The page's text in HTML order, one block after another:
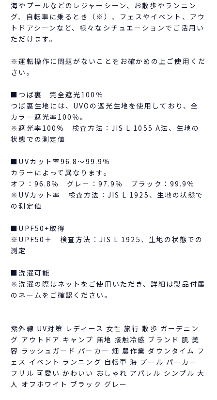
海やプールなどのレジャーシーン、お散歩やランニン
グ、自転車に乗るとき（※）、フェスやイベント、アウ
トドアシーンなど、様々なシチュエーションでご活用い
ただけます。
※運転操作に問題がないことをお確かめの上ご使用くだ
さい。
■つば裏 完全遮光100％
つば裏生地には、UVOの遮光生地を使用しており、全
カラー遮光率100％。
※遮光率100％ 検査方法：JIS L 1055 A法、生地の
状態での測定値
■UVカット率96.8～99.9％
カラーによって異なります。
オフ：96.8％ グレー：97.9％ ブラック：99.9％
※UVカット率 検査方法：JIS L 1925、生地の状態で
の測定値
■UPF50+取得
※UPF50＋ 検査方法：JIS L 1925、生地の状態での
測定
■洗濯可能
※洗濯の際はネットをご使用いただき、詳細は製品付属
のネームをご確認ください。
紫外線 UV対策 レディース 女性 旅行 散歩 ガーデニン
グ アウトドア キャンプ 無地 接触冷感 ブランド 肌 美
容 ラッシュガード パーカー 畑 農作業 ダウンタイム フ
ェス イベント ランニング 自転車 海 プール パーカー
フリル 可愛い かわいい おしゃれ アパレル シンプル 大
人 オフホワイト ブラック グレー